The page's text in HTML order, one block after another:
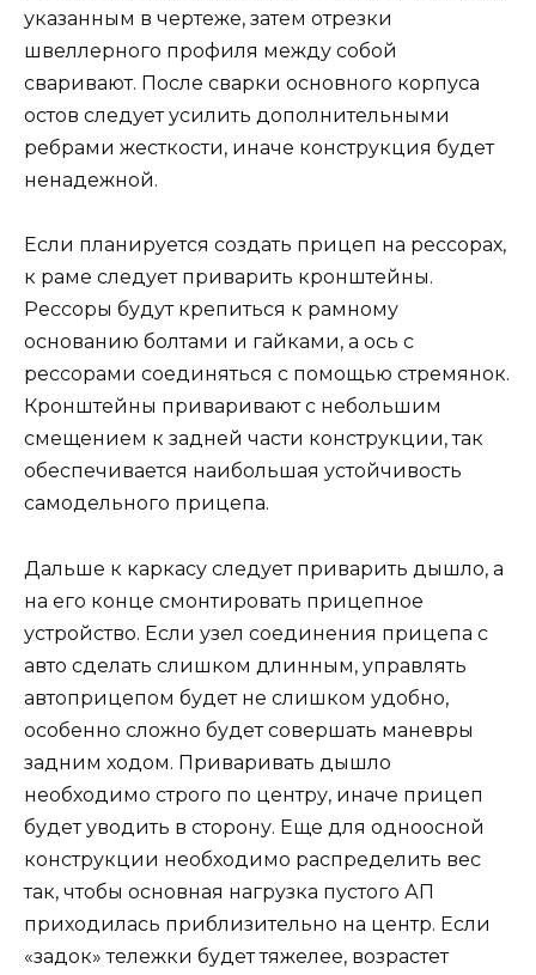
указанным в чертеже, затем отрезки
швеллерного профиля между собой
сваривают. После сварки основного корпуса
остов следует усилить дополнительными
ребрами жесткости, иначе конструкция будет
ненадежной.
Если планируется создать прицеп на рессорах,
к раме следует приварить кронштейны.
Рессоры будут крепиться к рамному
основанию болтами и гайками, а ось с
рессорами соединяться с помощью стремянок.
Кронштейны приваривают с небольшим
смещением к задней части конструкции, так
обеспечивается наибольшая устойчивость
самодельного прицепа.
Дальше к каркасу следует приварить дышло, а
на его конце смонтировать прицепное
устройство. Если узел соединения прицепа с
авто сделать слишком длинным, управлять
автоприцепом будет не слишком удобно,
особенно сложно будет совершать маневры
задним ходом. Приваривать дышло
необходимо строго по центру, иначе прицеп
будет уводить в сторону. Еще для одноосной
конструкции необходимо распределить вес
так, чтобы основная нагрузка пустого АП
приходилась приблизительно на центр. Если
«задок» тележки будет тяжелее, возрастет